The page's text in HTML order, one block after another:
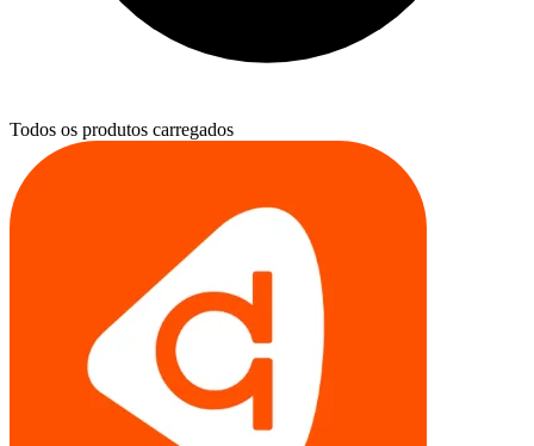
Todos os produtos carregados